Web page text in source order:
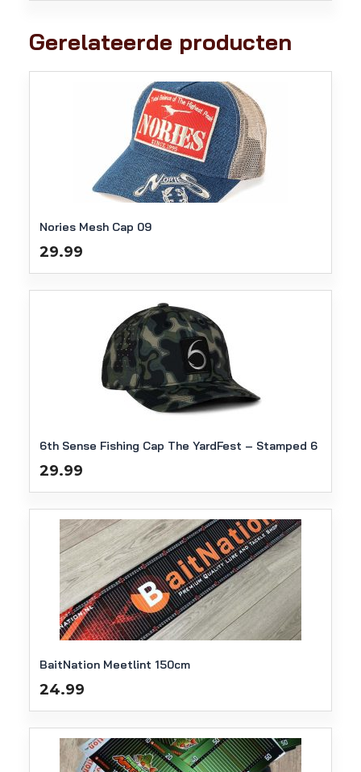
Gerelateerde producten
Nories Mesh Cap 09
29.99
6th Sense Fishing Cap The YardFest – Stamped 6
29.99
BaitNation Meetlint 150cm
24.99